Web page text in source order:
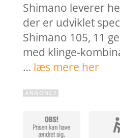
Shimano leverer
der er udviklet
Shimano 105, 11
med klinge-
… læs mere her